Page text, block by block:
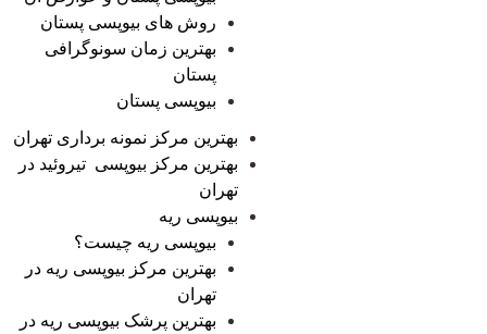
روش های بیوپسی پستان
بهترین زمان سونوگرافی
پستان
بیوپسی پستان
بهترین مرکز نمونه برداری تهران
بهترین مرکز بیوپسی تیروئید در
تهران
بیوپسی ریه
بیوپسی ریه چیست؟
بهترین مرکز بیوپسی ریه در
تهران
بهترین پرشک بیوپسی ریه در